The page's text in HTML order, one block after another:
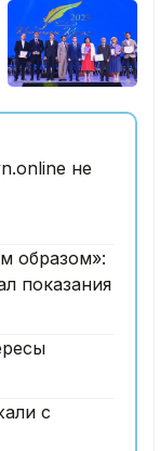
не
образом»:
показания
с